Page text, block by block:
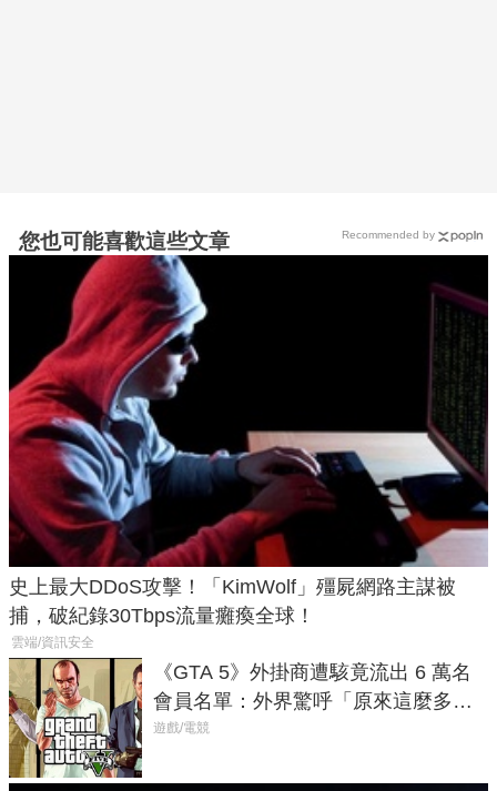
您也可能喜歡這些文章
史上最大DDoS攻擊！「KimWolf」殭屍網路主謀被
捕，破紀錄30Tbps流量癱瘓全球！
雲端/資訊安全
《GTA 5》外掛商遭駭竟流出 6 萬名
會員名單：外界驚呼「原來這麼多人
在開掛！」
遊戲/電競
Recommended by